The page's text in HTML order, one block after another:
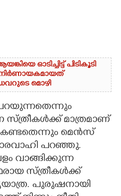
ഓടിച്ചിട്ട് പിടികൂടി
മൊഴി
സ്ത്രീകൾക്ക് മാത്രമാണ്
മെൻസ്
പറഞ്ഞു.
വാങ്ങിക്കുന്ന
സ്ത്രീകൾക്ക്
പുരുഷനായി